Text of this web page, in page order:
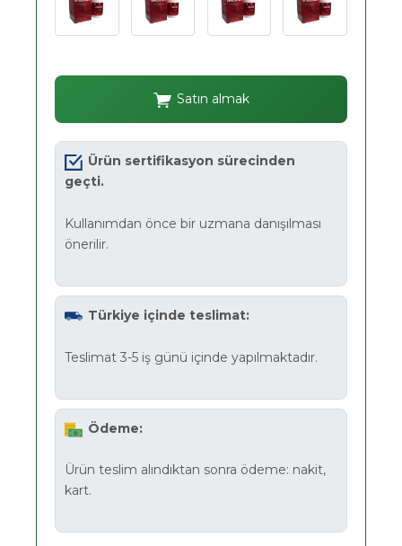
Satın almak
Ürün sertifikasyon sürecinden
geçti.
Kullanımdan önce bir uzmana danışılması
önerilir.
Türkiye içinde teslimat:
Teslimat 3-5 iş günü içinde yapılmaktadır.
Ödeme:
Ürün teslim alındıktan sonra ödeme: nakit,
kart.